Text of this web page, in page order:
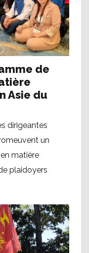
de
Asie du
dirigeantes
un
matière
plaidoyers